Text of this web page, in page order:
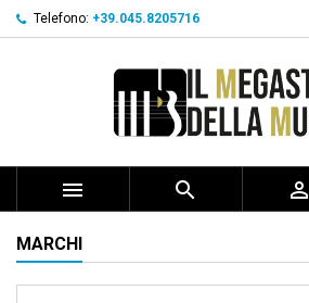
Telefono: +39.045.8205716
  
MARCHI